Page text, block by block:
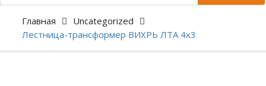
Главная
Uncategorized
Лестница-трансформер ВИХРЬ ЛТА 4х3